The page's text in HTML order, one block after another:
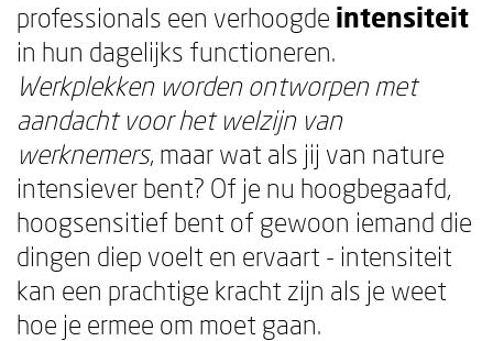
professionals een verhoogde intensiteit
in hun dagelijks functioneren.
Werkplekken worden ontworpen met
aandacht voor het welzijn van
werknemers, maar wat als jij van nature
intensiever bent? Of je nu hoogbegaafd,
hoogsensitief bent of gewoon iemand die
dingen diep voelt en ervaart - intensiteit
kan een prachtige kracht zijn als je weet
hoe je ermee om moet gaan.